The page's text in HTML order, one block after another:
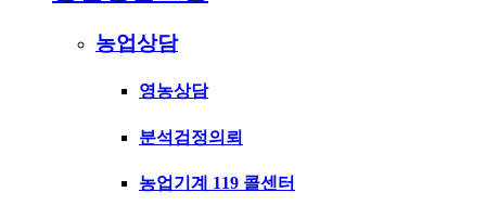
농업상담
영농상담
분석검정의뢰
농업기계 119 콜센터